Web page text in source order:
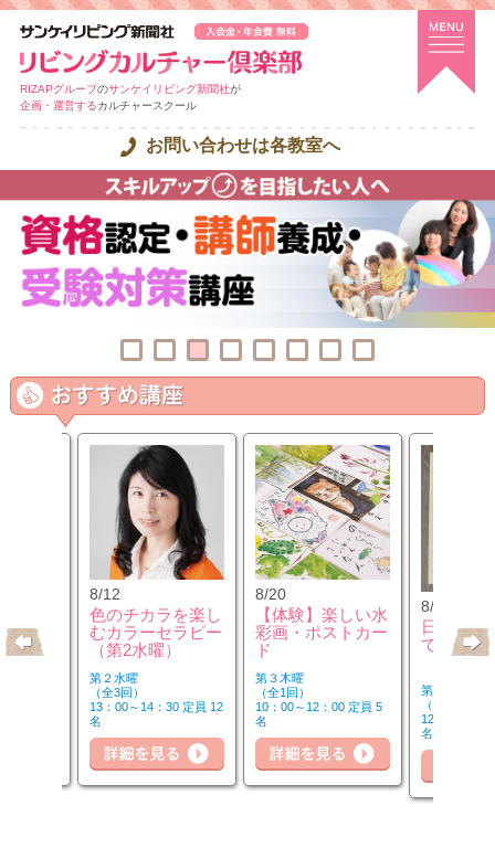
RIZAPグループのサンケイリビング新聞社が
企画・運営するカルチャースクール
お問い合わせは各教室へ
＆リ
8/12
色のチカラを楽し
むカラーセラピー
（第2水曜）
第２水曜
（全3回）
13：00～14：30 定員 12
名
8/20
【体験】楽しい水
彩画・ポストカー
ド
第３木曜
（全1回）
10：00～12：00 定員 5
名
8/21
日本画か
で
第１・３・
（全8回）
12：30～14
名
詳細を見る 詳細を見る